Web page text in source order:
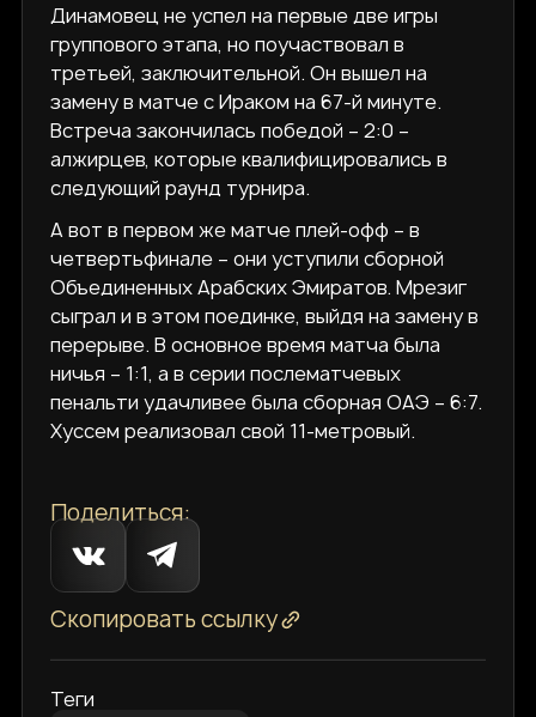
Динамовец не успел на первые две игры
группового этапа, но поучаствовал в
третьей, заключительной. Он вышел на
замену в матче с Ираком на 67-й минуте.
Встреча закончилась победой – 2:0 –
алжирцев, которые квалифицировались в
следующий раунд турнира.
А вот в первом же матче плей-офф – в
четвертьфинале – они уступили сборной
Объединенных Арабских Эмиратов. Мрезиг
сыграл и в этом поединке, выйдя на замену в
перерыве. В основное время матча была
ничья – 1:1, а в серии послематчевых
пенальти удачливее была сборная ОАЭ – 6:7.
Хуссем реализовал свой 11-метровый.
Поделиться:
Скопировать ссылку
Теги